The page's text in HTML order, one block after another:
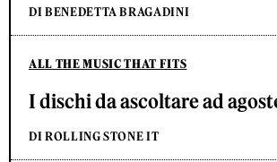
DI BENEDETTA BRAGADINI
ALL THE MUSIC THAT FITS
I dischi da ascoltare ad
DI ROLLING STONE IT